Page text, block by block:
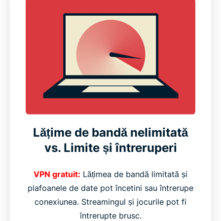
Lățime de bandă nelimitată
vs. Limite și întreruperi
VPN gratuit: Lățimea de bandă limitată și
plafoanele de date pot încetini sau întrerupe
conexiunea. Streamingul și jocurile pot fi
întrerupte brusc.